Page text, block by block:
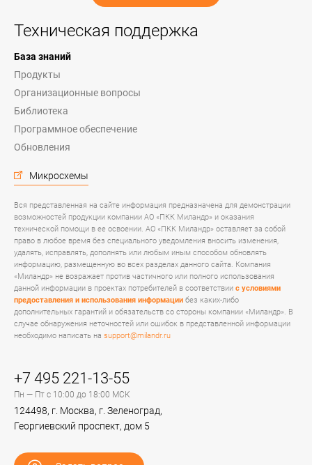
Техническая поддержка
База знаний
Продукты
Организационные вопросы
Библиотека
Программное обеспечение
Обновления
Микросхемы
Вся представленная на сайте информация предназначена для демонстрации
возможностей продукции компании АО «ПКК Миландр» и оказания
технической помощи в ее освоении. АО «ПКК Миландр» оставляет за собой
право в любое время без специального уведомления вносить изменения,
удалять, исправлять, дополнять или любым иным способом обновлять
информацию, размещенную во всех разделах данного сайта. Компания
«Миландр» не возражает против частичного или полного использования
данной информации в проектах потребителей в соответствии с условиями
предоставления и использования информации без каких-либо
дополнительных гарантий и обязательств со стороны компании «Миландр». В
случае обнаружения неточностей или ошибок в представленной информации
необходимо написать на support@milandr.ru
+7 495 221-13-55
Пн — Пт с 10:00 до 18:00 МСК
124498, г. Москва, г. Зеленоград,
Георгиевский проспект, дом 5